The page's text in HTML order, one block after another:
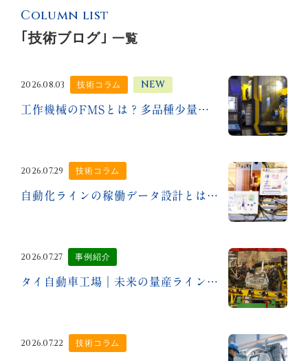
Column list
｢技術ブログ｣ 一覧
2026.08.03 技術コラム NEW
工作機械のFMSとは？多品種少量生産を止めにくくするライン設計の考え方
2026.07.29 技術コラム
自動化ラインの稼働データ設計とは？
2026.07.27 事例紹介
タイ自動車工場｜未来の量産ラインをつくる
2026.07.22 技術コラム